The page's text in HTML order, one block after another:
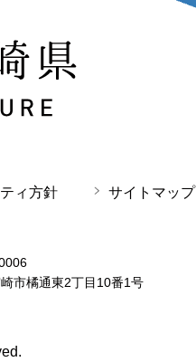
ィ方針 サイトマップ
市橘通東2丁目10番1号